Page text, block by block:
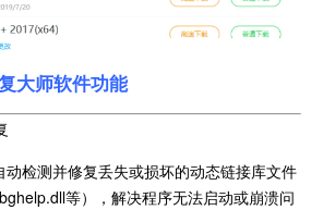
大师软件功能
动检测并修复丢失或损坏的动态链接库文件
等），解决程序无法启动或崩溃问